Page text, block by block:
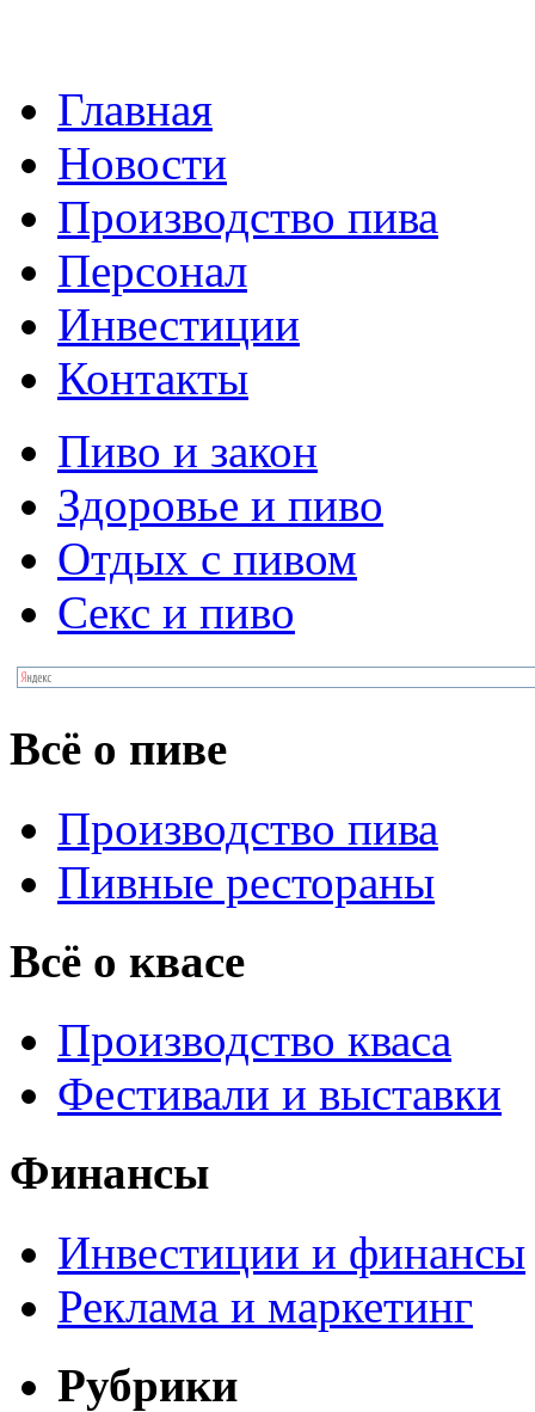
Главная
Новости
Производство пива
Персонал
Инвестиции
Контакты
Пиво и закон
Здоровье и пиво
Отдых с пивом
Секс и пиво
Всё о пиве
Производство пива
Пивные рестораны
Всё о квасе
Производство кваса
Фестивали и выставки
Финансы
Инвестиции и финансы
Реклама и маркетинг
Рубрики